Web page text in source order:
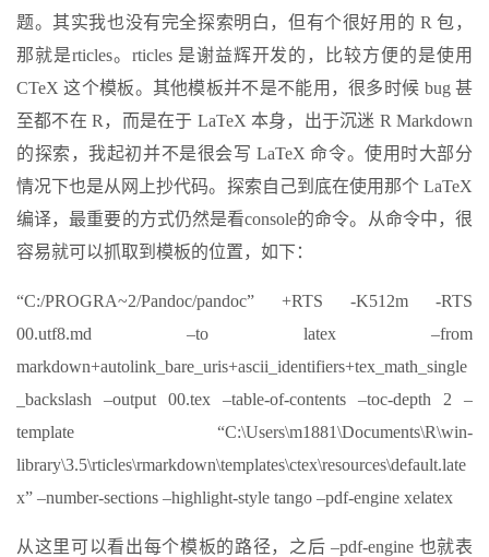
题。其实我也没有完全探索明白，但有个很好用的 R 包，
那就是rticles。rticles 是谢益辉开发的，比较方便的是使用
CTeX 这个模板。其他模板并不是不能用，很多时候 bug 甚
至都不在 R，而是在于 LaTeX 本身，出于沉迷 R Markdown
的探索，我起初并不是很会写 LaTeX 命令。使用时大部分
情况下也是从网上抄代码。探索自己到底在使用那个 LaTeX
编译，最重要的方式仍然是看console的命令。从命令中，很
容易就可以抓取到模板的位置，如下：
“C:/PROGRA~2/Pandoc/pandoc” +RTS -K512m -RTS
00.utf8.md –to latex –from
markdown+autolink_bare_uris+ascii_identifiers+tex_math_single
_backslash –output 00.tex –table-of-contents –toc-depth 2 –
template “C:\Users\m1881\Documents\R\win-
library\3.5\rticles\rmarkdown\templates\ctex\resources\default.late
x” –number-sections –highlight-style tango –pdf-engine xelatex
从这里可以看出每个模板的路径，之后 –pdf-engine 也就表